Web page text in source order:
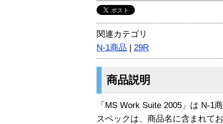
関連カテゴリ
N-1商品 | 29R
商品説明
「MS Work Suite 2005」は N-1
スペックは、商品名に含まれて